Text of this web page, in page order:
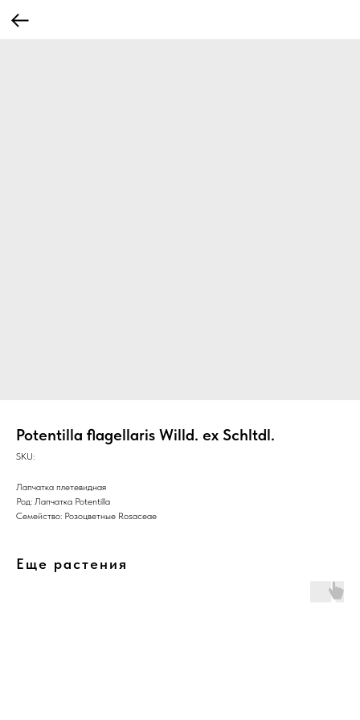
Potentilla flagellaris Willd. ex Schltdl.
SKU:
Лапчатка плетевидная
Род: Лапчатка Potentilla
Семейство: Розоцветные Rosaceae
Еще растения